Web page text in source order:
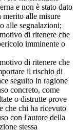
e non è stato dato
alle misure
alle segnalazioni;
di ritenere che
imminente o
di ritenere che
il rischio di
seguito in ragione
concreto, come
o distrutte prove
che chi ha ricevuto
con l'autore della
stessa